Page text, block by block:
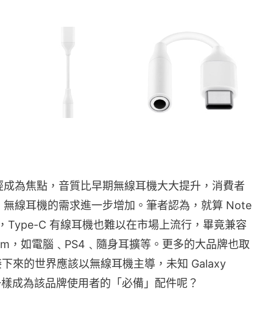
為焦點，音質比早期無線耳機大大提升，消費者
線耳機的需求進一步增加。筆者認為，就算 Note
Type-C 有線耳機也難以在市場上流行，畢竟兼容
，如電腦﹑PS4﹑隨身耳擴等。更多的大品牌也取
來的世界應該以無線耳機主導，未知 Galaxy
成為該品牌使用者的「必備」配件呢？